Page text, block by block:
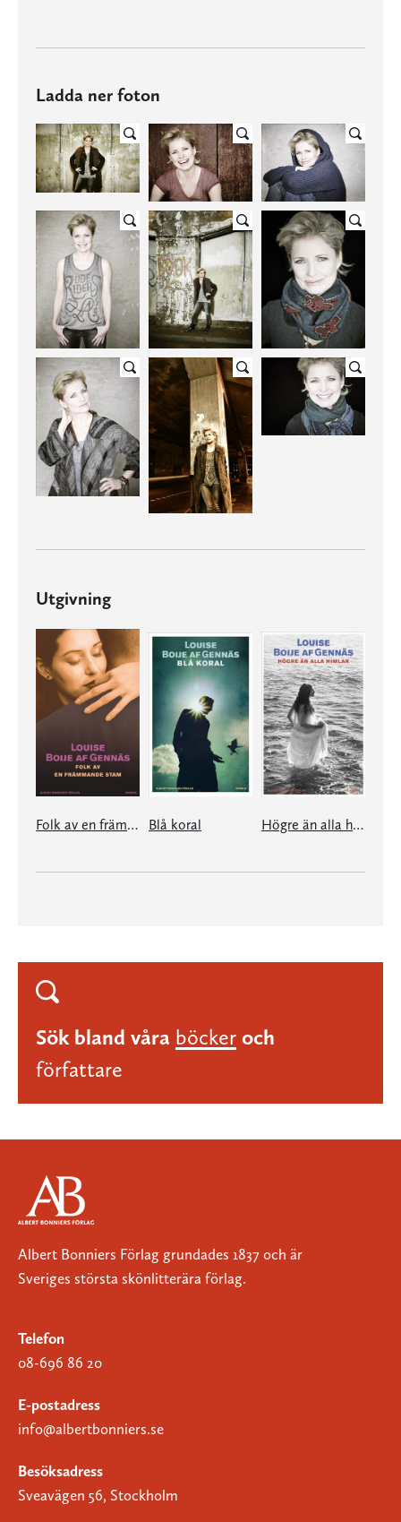
Ladda ner foton
Utgivning
Folk av en främmande stam Blå koral Högre än alla himlar
Sök bland våra böcker och
författare
Albert Bonniers Förlag grundades 1837 och är
Sveriges största skönlitterära förlag.
Telefon
08-696 86 20
E-postadress
info@albertbonniers.se
Besöksadress
Sveavägen 56, Stockholm